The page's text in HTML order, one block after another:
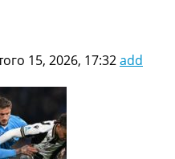
15, 2026, 17:32add